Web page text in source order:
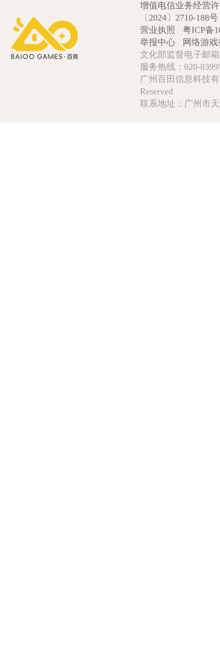
增值电信业务经营
〔2024〕2710-188号
营业执照
粤ICP备
举报中心
网络游
文化部监督电子邮
服务热线：020-
广州百田信息科技
Reserved
联系地址：广州市